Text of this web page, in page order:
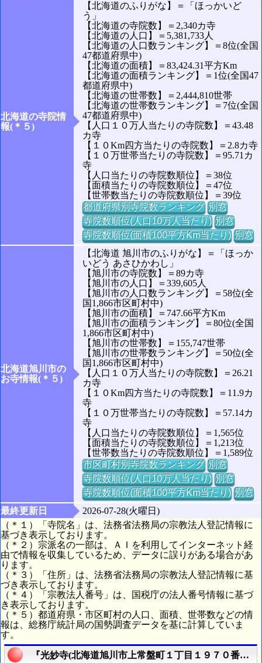
北海道の寺院情
報(＊５)
【北海道のふりがな】＝「ほっかいど
う」
【北海道の寺院数】＝2,340カ寺
【北海道の人口】＝5,381,733人
【北海道の人口数ランキング】＝8位(全国
47都道府県中)
【北海道の面積】＝83,424.31平方Km
【北海道の面積ランキング】＝1位(全国47
都道府県中)
【北海道の世帯数】＝2,444,810世帯
【北海道の世帯数ランキング】＝7位(全国
47都道府県中)
【人口１０万人当たりの寺院数】＝43.48
カ寺
【１０Km四方当たりの寺院数】＝2.8カ寺
【１０万世帯当たりの寺院数】＝95.71カ
寺
【人口当たりの寺院数順位】＝38位
【面積当たりの寺院数順位】＝47位
【世帯数当たりの寺院数順位】＝39位
都道府県別寺院数ランキング 別窓
寺院数順位(人口10万人当たり) 別窓
寺院数順位(面積100平方Km当たり) 別窓
北海道旭川市の
お寺情報(＊５)
【北海道 旭川市のふりがな】＝「ほっか
いどう あさひかわし」
【旭川市の寺院数】＝89カ寺
【旭川市の人口】＝339,605人
【旭川市の人口数ランキング】＝58位(全
国1,866市区町村中)
【旭川市の面積】＝747.66平方Km
【旭川市の面積ランキング】＝80位(全国
1,866市区町村中)
【旭川市の世帯数】＝155,747世帯
【旭川市の世帯数ランキング】＝50位(全
国1,866市区町村中)
【人口１０万人当たりの寺院数】＝26.21
カ寺
【１０Km四方当たりの寺院数】＝11.9カ
寺
【１０万世帯当たりの寺院数】＝57.14カ
寺
【人口当たりの寺院数順位】＝1,565位
【面積当たりの寺院数順位】＝1,213位
【世帯数当たりの寺院数順位】＝1,589位
市区町村別寺院数ランキング 別窓
寺院数順位(人口10万人当たり) 別窓
寺院数順位(面積100平方Km当たり) 別窓
最終更新日
2026-07-28(火曜日)
（＊１）「寺院名」は、法務省法務局の宗教法人登記情報に
基づき表示しております。
（＊２）宗派名の一部は、ＡＩを利用してインターネット経
由で情報を収集しているため、データに誤りがある場合があ
ります。
（＊３）「住所」は、法務省法務局の宗教法人登記情報に基
づき表示しております。
（＊４）「宗教法人番号」は、国税庁の法人番号情報に基づ
き表示しております。
（＊５）都道府県・市区町村の人口、面積、世帯数などの情
報は、総務庁統計局の国勢調査データを基に計算していま
す。
『光妙寺(北海道旭川市上常盤町１丁目１９７０番地